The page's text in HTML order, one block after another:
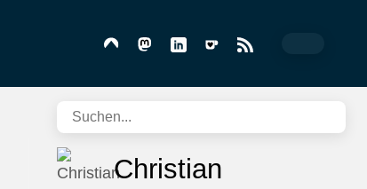
Christian